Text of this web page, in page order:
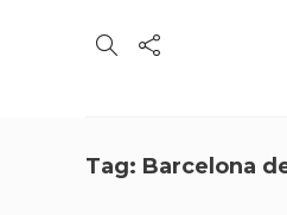
Tag: Barcelona